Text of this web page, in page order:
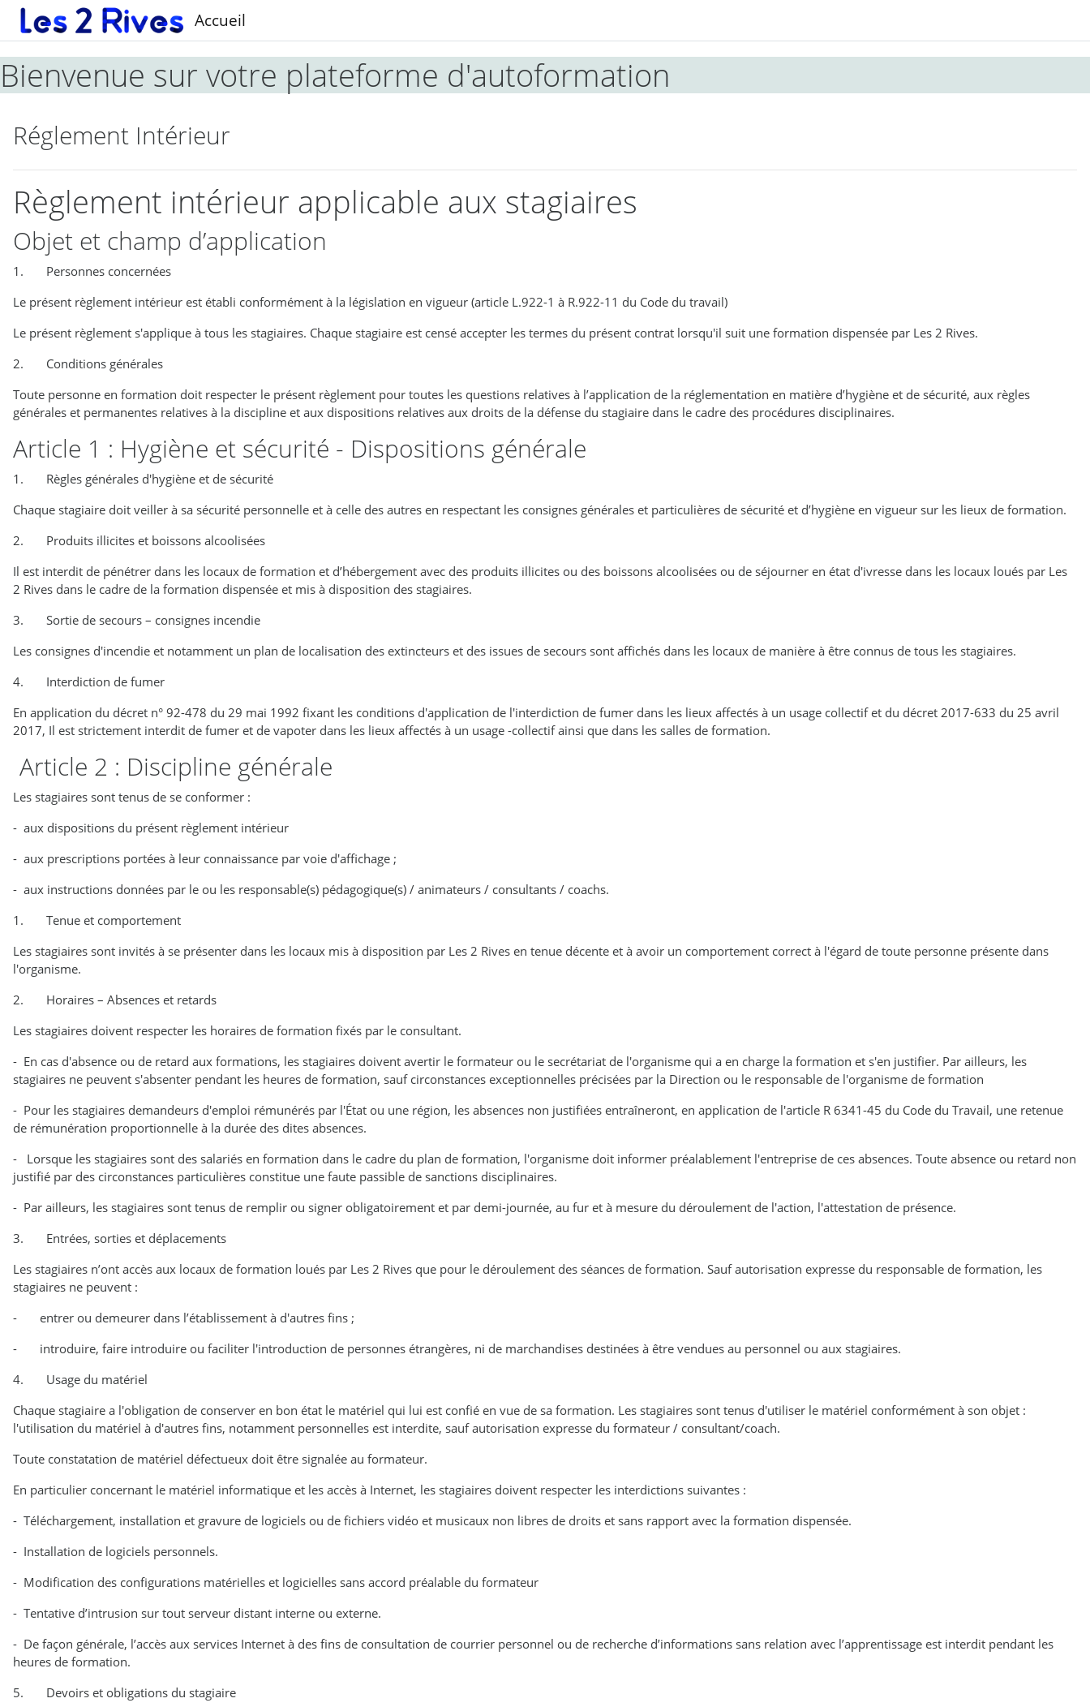
Passer au contenu principal
Accueil
Bienvenue sur votre plateforme d'autoformation
Réglement Intérieur
Règlement intérieur applicable aux stagiaires
Objet et champ d’application
1. Personnes concernées
Le présent règlement intérieur est établi conformément à la législation en vigueur (article L.922-1 à R.922-11 du Code du travail)
Le présent règlement s'applique à tous les stagiaires. Chaque stagiaire est censé accepter les termes du présent contrat lorsqu'il suit une formation dispensée par Les 2 Rives.
2. Conditions générales
Toute personne en formation doit respecter le présent règlement pour toutes les questions relatives à l’application de la réglementation en matière d’hygiène et de sécurité, aux règles
générales et permanentes relatives à la discipline et aux dispositions relatives aux droits de la défense du stagiaire dans le cadre des procédures disciplinaires.
Article 1 : Hygiène et sécurité - Dispositions générale
1. Règles générales d'hygiène et de sécurité
Chaque stagiaire doit veiller à sa sécurité personnelle et à celle des autres en respectant les consignes générales et particulières de sécurité et d’hygiène en vigueur sur les lieux de formation.
2. Produits illicites et boissons alcoolisées
Il est interdit de pénétrer dans les locaux de formation et d’hébergement avec des produits illicites ou des boissons alcoolisées ou de séjourner en état d'ivresse dans les locaux loués par Les
2 Rives dans le cadre de la formation dispensée et mis à disposition des stagiaires.
3. Sortie de secours – consignes incendie
Les consignes d'incendie et notamment un plan de localisation des extincteurs et des issues de secours sont affichés dans les locaux de manière à être connus de tous les stagiaires.
4. Interdiction de fumer
En application du décret n° 92-478 du 29 mai 1992 fixant les conditions d'application de l'interdiction de fumer dans les lieux affectés à un usage collectif et du décret 2017-633 du 25 avril
2017, Il est strictement interdit de fumer et de vapoter dans les lieux affectés à un usage -collectif ainsi que dans les salles de formation.
Article 2 : Discipline générale
Les stagiaires sont tenus de se conformer :
- aux dispositions du présent règlement intérieur
- aux prescriptions portées à leur connaissance par voie d'affichage ;
- aux instructions données par le ou les responsable(s) pédagogique(s) / animateurs / consultants / coachs.
1. Tenue et comportement
Les stagiaires sont invités à se présenter dans les locaux mis à disposition par Les 2 Rives en tenue décente et à avoir un comportement correct à l'égard de toute personne présente dans
l'organisme.
2. Horaires – Absences et retards
Les stagiaires doivent respecter les horaires de formation fixés par le consultant.
- En cas d'absence ou de retard aux formations, les stagiaires doivent avertir le formateur ou le secrétariat de l'organisme qui a en charge la formation et s'en justifier. Par ailleurs, les
stagiaires ne peuvent s'absenter pendant les heures de formation, sauf circonstances exceptionnelles précisées par la Direction ou le responsable de l'organisme de formation
- Pour les stagiaires demandeurs d'emploi rémunérés par l'État ou une région, les absences non justifiées entraîneront, en application de l'article R 6341-45 du Code du Travail, une retenue
de rémunération proportionnelle à la durée des dites absences.
- Lorsque les stagiaires sont des salariés en formation dans le cadre du plan de formation, l'organisme doit informer préalablement l'entreprise de ces absences. Toute absence ou retard non
justifié par des circonstances particulières constitue une faute passible de sanctions disciplinaires.
- Par ailleurs, les stagiaires sont tenus de remplir ou signer obligatoirement et par demi-journée, au fur et à mesure du déroulement de l'action, l'attestation de présence.
3. Entrées, sorties et déplacements
Les stagiaires n’ont accès aux locaux de formation loués par Les 2 Rives que pour le déroulement des séances de formation. Sauf autorisation expresse du responsable de formation, les
stagiaires ne peuvent :
- entrer ou demeurer dans l’établissement à d'autres fins ;
- introduire, faire introduire ou faciliter l'introduction de personnes étrangères, ni de marchandises destinées à être vendues au personnel ou aux stagiaires.
4. Usage du matériel
Chaque stagiaire a l'obligation de conserver en bon état le matériel qui lui est confié en vue de sa formation. Les stagiaires sont tenus d'utiliser le matériel conformément à son objet :
l'utilisation du matériel à d'autres fins, notamment personnelles est interdite, sauf autorisation expresse du formateur / consultant/coach.
Toute constatation de matériel défectueux doit être signalée au formateur.
En particulier concernant le matériel informatique et les accès à Internet, les stagiaires doivent respecter les interdictions suivantes :
- Téléchargement, installation et gravure de logiciels ou de fichiers vidéo et musicaux non libres de droits et sans rapport avec la formation dispensée.
- Installation de logiciels personnels.
- Modification des configurations matérielles et logicielles sans accord préalable du formateur
- Tentative d’intrusion sur tout serveur distant interne ou externe.
- De façon générale, l’accès aux services Internet à des fins de consultation de courrier personnel ou de recherche d’informations sans relation avec l’apprentissage est interdit pendant les
heures de formation.
5. Devoirs et obligations du stagiaire